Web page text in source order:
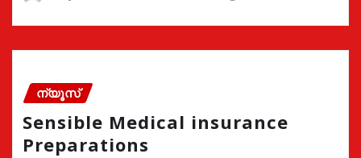
ന്യൂസ്
Sensible Medical insurance
Preparations